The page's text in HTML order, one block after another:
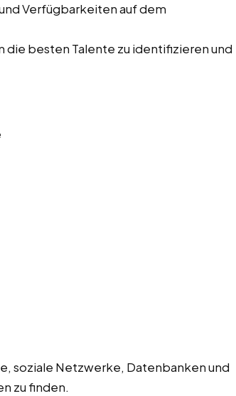
Verfügbarkeiten auf dem
besten Talente zu identifizieren und
soziale Netzwerke, Datenbanken und
zu finden.